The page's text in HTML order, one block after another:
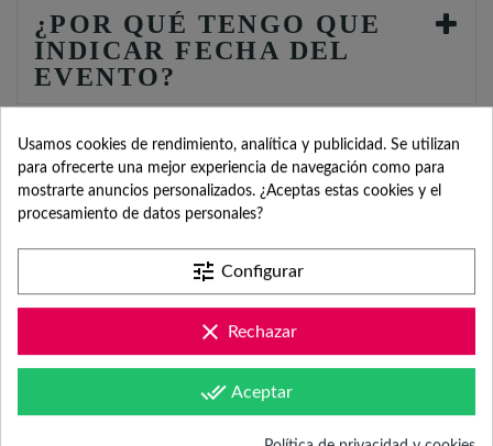
¿POR QUÉ TENGO QUE
INDICAR FECHA DEL
EVENTO?
SERVICIO DE
ATENCIÓN AL
CLIENTE
Usamos cookies de rendimiento, analítica y publicidad. Se utilizan
para ofrecerte una mejor experiencia de navegación como para
mostrarte anuncios personalizados. ¿Aceptas estas cookies y el
procesamiento de datos personales?
tune Configurar
clear Rechazar
done_all Aceptar